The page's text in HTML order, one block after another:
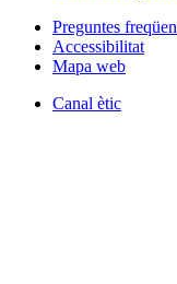
Preguntes
Accessibilitat
Mapa web
Canal ètic